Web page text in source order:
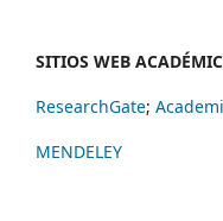
SITIOS WEB
ResearchGate;
MENDELEY